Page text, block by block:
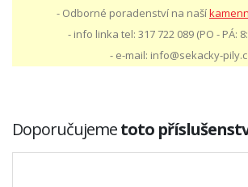
- Odborné poradenství na naší
- info linka tel: 317 722 089 (PO - PÁ:
- e-mail: info@sekacky-
Doporučujemetoto